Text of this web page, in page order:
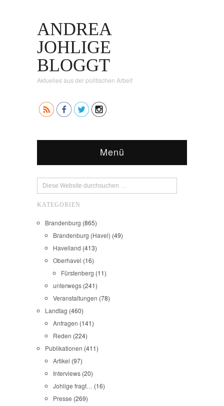
ANDREA
JOHLIGE
BLOGGT
Aktuelles aus der politischen Arbeit
Menü
KATEGORIEN
Brandenburg (865)
Brandenburg (Havel) (49)
Havelland (413)
Oberhavel (16)
Fürstenberg (11)
unterwegs (241)
Veranstaltungen (78)
Landtag (460)
Anfragen (141)
Reden (224)
Publikationen (411)
Artikel (97)
Interviews (20)
Johlige fragt… (16)
Presse (269)